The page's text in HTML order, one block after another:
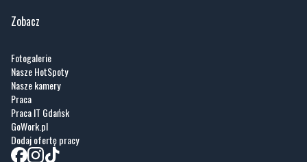
Zobacz
Fotogalerie
Nasze HotSpoty
Nasze kamery
Praca
Praca IT Gdańsk
GoWork.pl
Dodaj ofertę pracy